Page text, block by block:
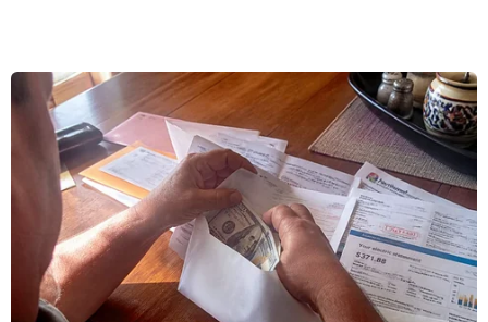
Ông Mario Lotti: Thật khó có thể không biết
đến sự kiện lớn và đầyý nghĩa như Giờ Trái đất.
Bản thân tôi cũng đã tham gia chương trình này
ở HàNội và TP Hồ Chí Minh những năm trước
đây. Đây là một hoạt động hết sức có ýnghĩa
không chỉ với cá nhân, với một tổ chức riêng
biệt nào mà là chiến dịchchung tay của toàn xã
hội. Bằng việc tài trợ và tham gia tổ chức
chương trìnhlần này, Công ty Cổ phần Bất động